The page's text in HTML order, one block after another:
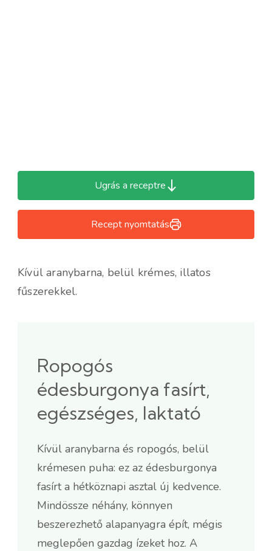
Ugrás a receptre
Recept nyomtatás
Kívül aranybarna, belül krémes, illatos
fűszerekkel.
Ropogós
édesburgonya fasírt,
egészséges, laktató
Kívül aranybarna és ropogós, belül
krémesen puha: ez az édesburgonya
fasírt a hétköznapi asztal új kedvence.
Mindössze néhány, könnyen
beszerezhető alapanyagra épít, mégis
meglepően gazdag ízeket hoz. A